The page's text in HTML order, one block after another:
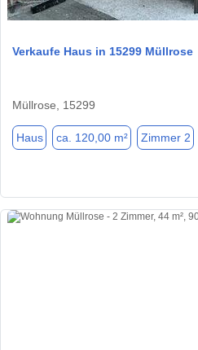
Verkaufe Haus in 15299 Müllrose
Müllrose, 15299
Haus ca. 120,00 m² Zimmer 2